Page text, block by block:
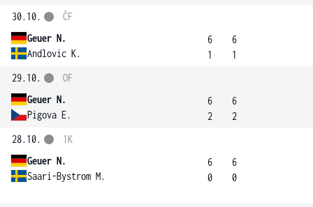
30.10.
Geuer N.
Andlovic K.
ČF
6
1
6
1
29.10.
Geuer N.
Pigova E.
OF
6
2
6
2
28.10.
Geuer N.
Saari-Bystrom M.
1K
6
0
6
0